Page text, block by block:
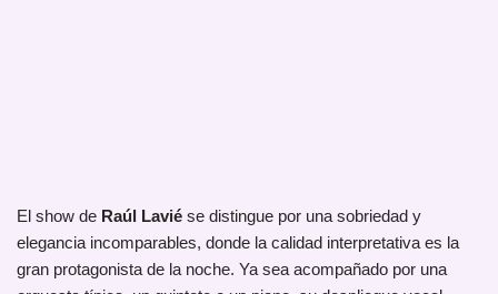
El show de Raúl Lavié se distingue por una sobriedad y
elegancia incomparables, donde la calidad interpretativa es la
gran protagonista de la noche. Ya sea acompañado por una